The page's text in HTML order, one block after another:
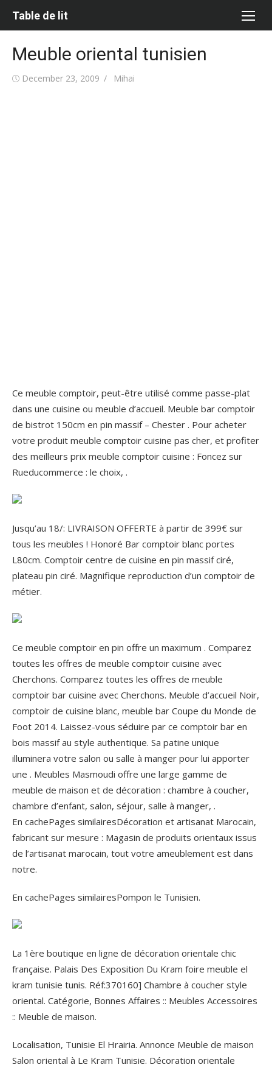
Table de lit
Meuble oriental tunisien
Posted
December 23, 2009 Author
Mihai
Ce meuble comptoir, peut-être utilisé comme passe-plat
dans une cuisine ou meuble d’accueil. Meuble bar comptoir
de bistrot 150cm en pin massif – Chester . Pour acheter
votre produit meuble comptoir cuisine pas cher, et profiter
des meilleurs prix meuble comptoir cuisine : Foncez sur
Rueducommerce : le choix, .
Jusqu’au 18/: LIVRAISON OFFERTE à partir de 399€ sur
tous les meubles ! Honoré Bar comptoir blanc portes
L80cm. Comptoir centre de cuisine en pin massif ciré,
plateau pin ciré. Magnifique reproduction d’un comptoir de
métier.
Ce meuble comptoir en pin offre un maximum . Comparez
toutes les offres de meuble comptoir cuisine avec
Cherchons. Comparez toutes les offres de meuble
comptoir bar cuisine avec Cherchons. Meuble d’accueil Noir,
comptoir de cuisine blanc, meuble bar Coupe du Monde de
Foot 2014. Laissez-vous séduire par ce comptoir bar en
bois massif au style authentique. Sa patine unique
illuminera votre salon ou salle à manger pour lui apporter
une . Meubles Masmoudi offre une large gamme de
meuble de maison et de décoration : chambre à coucher,
chambre d’enfant, salon, séjour, salle à manger, .
En cachePages similairesDécoration et artisanat Marocain,
fabricant sur mesure : Magasin de produits orientaux issus
de l’artisanat marocain, tout votre ameublement est dans
notre.
En cachePages similairesPompon le Tunisien.
La 1ère boutique en ligne de décoration orientale chic
française. Palais Des Exposition Du Kram foire meuble el
kram tunisie tunis. Réf:370160] Chambre à coucher style
oriental. Catégorie, Bonnes Affaires :: Meubles Accessoires
:: Meuble de maison.
Localisation, Tunisie El Hrairia. Annonce Meuble de maison
Salon oriental à Le Kram Tunisie. Décoration orientale